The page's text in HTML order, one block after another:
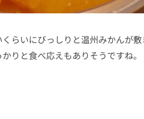
らいにびっしりと温州みかんが敷
りと食べ応えもありそうですね。